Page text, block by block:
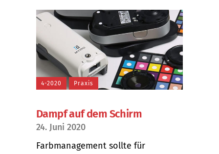
4-2020 Praxis
Dampf auf dem Schirm
24. Juni 2020
Farbmanagement sollte für